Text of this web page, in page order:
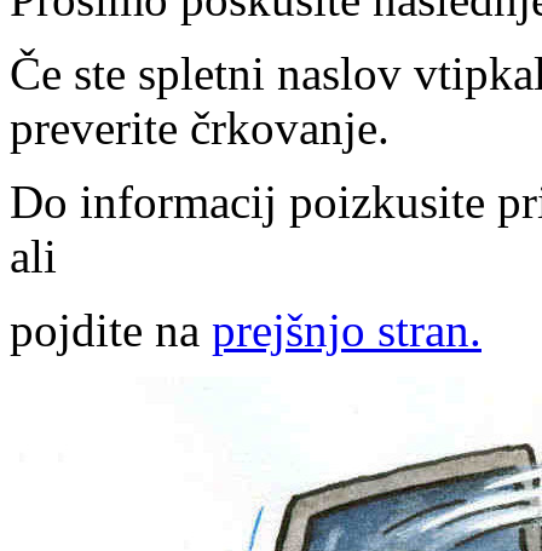
Če ste spletni naslov
preverite črkovanje.
Do informacij poizkusite
ali
pojdite na prejšnjo stran.